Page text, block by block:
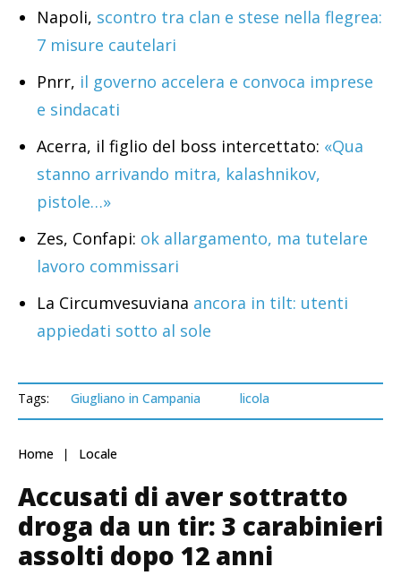
Napoli, scontro tra clan e stese nella flegrea:
7 misure cautelari
Pnrr, il governo accelera e convoca imprese
e sindacati
Acerra, il figlio del boss intercettato: «Qua
stanno arrivando mitra, kalashnikov,
pistole…»
Zes, Confapi: ok allargamento, ma tutelare
lavoro commissari
La Circumvesuviana ancora in tilt: utenti
appiedati sotto al sole
Tags: Giugliano in Campania licola
Home Locale
Accusati di aver sottratto
droga da un tir: 3 carabinieri
assolti dopo 12 anni